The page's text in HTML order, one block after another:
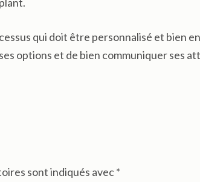
qui doit être personnalisé et bien
options et de bien communiquer ses
sont indiqués avec*